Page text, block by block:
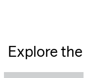
Explore the